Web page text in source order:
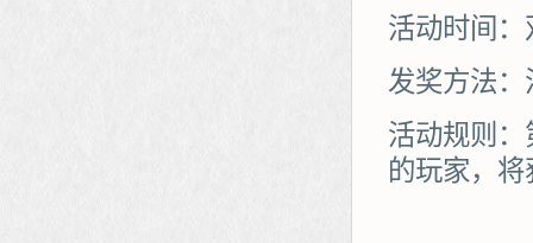
活动时间
发奖方法
活动规则
的玩家，